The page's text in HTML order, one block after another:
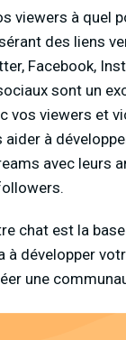
viewers à quel
des liens
Facebook,
sont un
vos viewers et
aider à
avec leurs
chat est la
à développer
une